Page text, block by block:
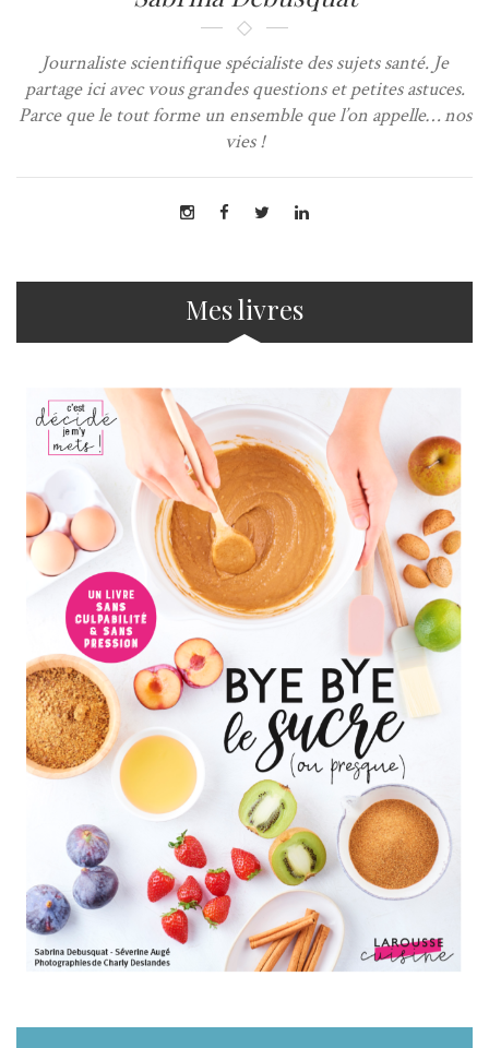
Journaliste scientifique spécialiste des sujets santé. Je
partage ici avec vous grandes questions et petites astuces.
Parce que le tout forme un ensemble que l’on appelle… nos
vies !
Mes livres